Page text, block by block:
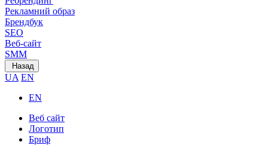
Рекламний образ
Брендбук
SEO
Веб-сайт
SMM
Назад
UA EN
EN
Веб сайт
Логотип
Бриф